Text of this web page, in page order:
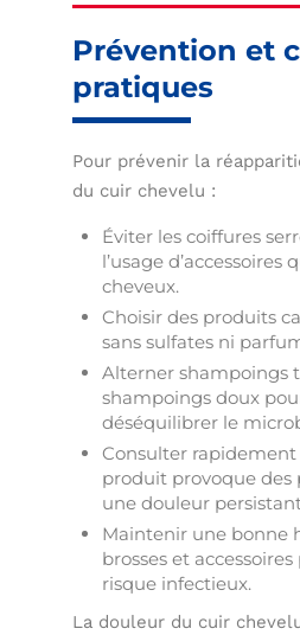
Prévention et
pratiques
Pour prévenir la
du cuir chevelu :
Éviter les coiffures
l’usage d’accessoires
cheveux.
Choisir des produits
sans sulfates ni
Alterner shampoings
shampoings doux
déséquilibrer le
Consulter rapidement
produit provoque des
une douleur
Maintenir une bonne
brosses et
risque infectieux.
La douleur du cuir